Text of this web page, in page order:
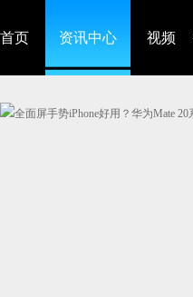
首页 资讯中心 视频